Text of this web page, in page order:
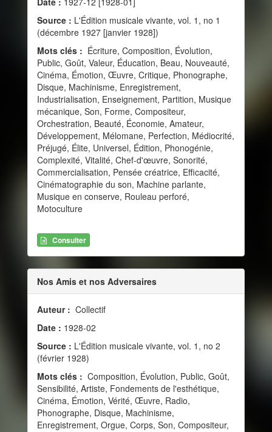
Source : L'Édition musicale vivante, vol. 1, no 1
(décembre 1927 [janvier 1928])
Mots clés : Écriture, Composition, Évolution,
Public, Goût, Valeur, Éducation, Beau, Nouveauté,
Cinéma, Émotion, Œuvre, Critique, Phonographe,
Disque, Machinisme, Enregistrement,
Industrialisation, Enseignement, Partition, Musique
mécanique, Son, Forme, Compositeur,
Orchestration, Beauté, Économie, Amateur,
Développement, Mélomane, Perfection, Médiocrité,
Préjugé, Élite, Universel, Édition, Phonogénie,
Complexité, Vitalité, Chef-d'œuvre, Sonorité,
Commercialisation, Pensée créatrice, Efficacité,
Cinématographie du son, Machine parlante,
Musique en conserve, Rouleau perforé,
Motoculture
Consulter
Nos Amis et nos Adversaires
Auteur : Collectif
Date : 1928-02
Source : L'Édition musicale vivante, vol. 1, no 2
(février 1928)
Mots clés : Composition, Évolution, Public, Goût,
Sensibilité, Artiste, Fondements de l'esthétique,
Cinéma, Émotion, Vérité, Œuvre, Radio,
Phonographe, Disque, Machinisme,
Enregistrement, Orgue, Corps, Son, Compositeur,